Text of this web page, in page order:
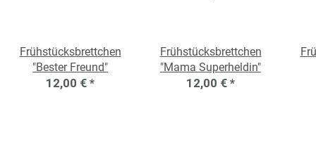
Frühstücksbrettchen
"Bester Freund"
12,00 € *
Frühstücksbrettchen
"Mama Superheldin"
12,00 € *